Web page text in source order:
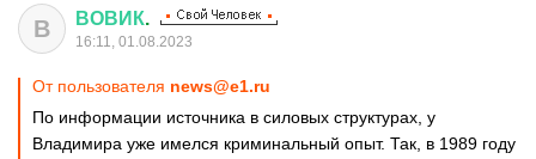
В ВОВИК.
16:11, 01.08.2023
От пользователя news@e1.ru
По информации источника в силовых структурах, у
Владимира уже имелся криминальный опыт. Так, в 1989 году